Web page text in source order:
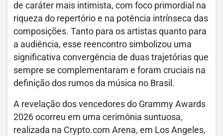
de caráter mais intimista, com foco primordial na
riqueza do repertório e na potência intrínseca das
composições. Tanto para os artistas quanto para
a audiência, esse reencontro simbolizou uma
significativa convergência de duas trajetórias que
sempre se complementaram e foram cruciais na
definição dos rumos da música no Brasil.
A revelação dos vencedores do Grammy Awards
2026 ocorreu em uma cerimônia suntuosa,
realizada na Crypto.com Arena, em Los Angeles,